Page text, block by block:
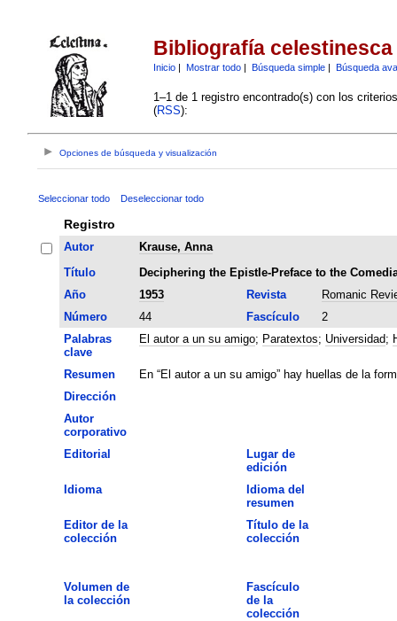
Bibliografía celestinesca
Inicio| Mostrar todo| Búsqueda simple| Búsqueda
1–1 de 1 registro encontrado(s) con los
(RSS):
Opciones de búsqueda y visualización
Seleccionar todo Deseleccionar todo
Registro
Autor
Krause, Anna
Título
Deciphering the Epistle-Preface to the
Año
1953 Revista
Romanic
Número
44 Fascículo
2
Palabras
clave
El autor a un su amigo; Paratextos; Universidad;
Resumen
En “El autor a un su amigo” hay huellas de la
Dirección
Autor
corporativo
Editorial
Lugar de
edición
Idioma
Idioma del
resumen
Editor de la
colección
Título de la
colección
Volumen de
la colección
Fascículo
de la
colección